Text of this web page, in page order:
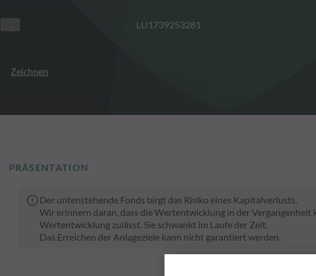
LU1739253281
Zeichnen
PRÄSENTATION
Der untenstehende Fonds birgt das Risiko eines Kapitalverlusts.
Wir erinnern daran, dass die Wertentwicklung in der Vergangenheit
Wertentwicklung zulässt. Sie schwankt im Laufe der Zeit.
Das Erreichen der Anlageziele kann nicht garantiert werden.